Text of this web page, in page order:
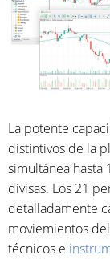
La potente
distintivos de la
simultánea hasta
divisas. Los 21
detalladamente
moviemientos
técnicos e